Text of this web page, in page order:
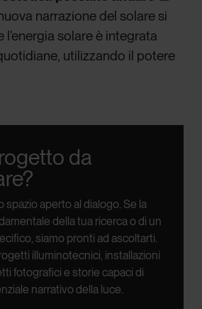
narrazione del solare si
l’energia solare è integrata
utilizzando il potere
da
spazio aperto al dialogo.Se la
della tua ricerca o di un
siamo pronti ad ascoltarti.
illuminotecnici, installazioni
fotografici e storie capaci di
narrativo della luce.